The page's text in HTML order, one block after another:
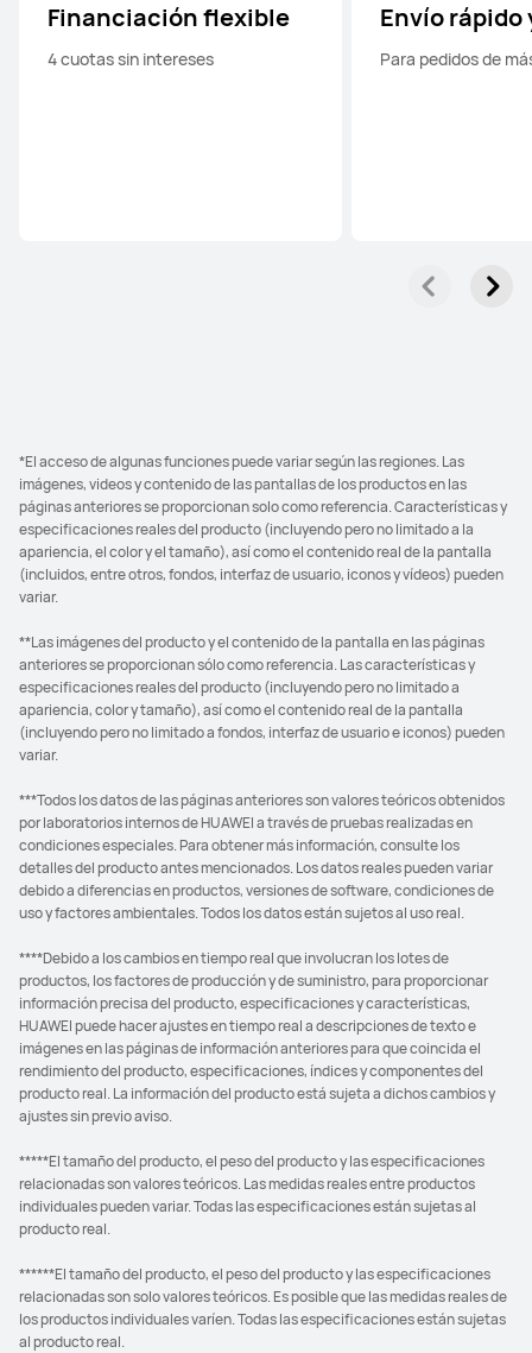
Financiación flexible
4 cuotas sin intereses
Envío rápido
Para pedidos de
*El acceso de algunas funciones puede variar según las regiones. Las
imágenes, videos y contenido de las pantallas de los productos en las
páginas anteriores se proporcionan solo como referencia. Características y
especificaciones reales del producto (incluyendo pero no limitado a la
apariencia, el color y el tamaño), así como el contenido real de la pantalla
(incluidos, entre otros, fondos, interfaz de usuario, iconos y vídeos) pueden
variar.
**Las imágenes del producto y el contenido de la pantalla en las páginas
anteriores se proporcionan sólo como referencia. Las características y
especificaciones reales del producto (incluyendo pero no limitado a
apariencia, color y tamaño), así como el contenido real de la pantalla
(incluyendo pero no limitado a fondos, interfaz de usuario e iconos) pueden
variar.
***Todos los datos de las páginas anteriores son valores teóricos obtenidos
por laboratorios internos de HUAWEI a través de pruebas realizadas en
condiciones especiales. Para obtener más información, consulte los
detalles del producto antes mencionados. Los datos reales pueden variar
debido a diferencias en productos, versiones de software, condiciones de
uso y factores ambientales. Todos los datos están sujetos al uso real.
****Debido a los cambios en tiempo real que involucran los lotes de
productos, los factores de producción y de suministro, para proporcionar
información precisa del producto, especificaciones y características,
HUAWEI puede hacer ajustes en tiempo real a descripciones de texto e
imágenes en las páginas de información anteriores para que coincida el
rendimiento del producto, especificaciones, índices y componentes del
producto real. La información del producto está sujeta a dichos cambios y
ajustes sin previo aviso.
*****El tamaño del producto, el peso del producto y las especificaciones
relacionadas son valores teóricos. Las medidas reales entre productos
individuales pueden variar. Todas las especificaciones están sujetas al
producto real.
******El tamaño del producto, el peso del producto y las especificaciones
relacionadas son solo valores teóricos. Es posible que las medidas reales de
los productos individuales varíen. Todas las especificaciones están sujetas
al producto real.